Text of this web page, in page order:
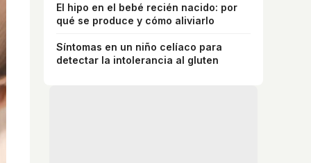
El hipo en el bebé recién nacido: por
qué se produce y cómo aliviarlo
Síntomas en un niño celíaco para
detectar la intolerancia al gluten